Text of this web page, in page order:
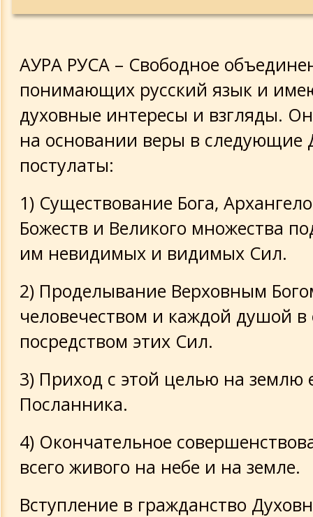
АУРА РУСА – Свободное
понимающих русский язык и
духовные интересы и взгляды.
на основании веры в следующие
постулаты:
1) Существование Бога,
Божеств и Великого множества
им невидимых и видимых Сил.
2) Проделывание Верховным
человечеством и каждой душой в
посредством этих Сил.
3) Приход с этой целью на землю
Посланника.
4) Окончательное
всего живого на небе и на земле.
Вступление в гражданство
Дополнения к памятке Аура Русы
Главные события Аура Русы
Основные постулаты Аура Русы
О мировоззрении Аура Русы в
Является ли государством Аура Руса?
Свод заповедей
Рассказ о таблице Небесных Сил
Об оформлении Сил
О Силах и Приобщении
О Божествах и их значениях